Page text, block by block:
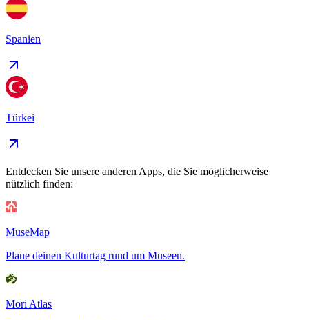
Spanien
Türkei
Entdecken Sie unsere anderen Apps, die Sie möglicherweise
nützlich finden:
MuseMap
Plane deinen Kulturtag rund um Museen.
Mori Atlas